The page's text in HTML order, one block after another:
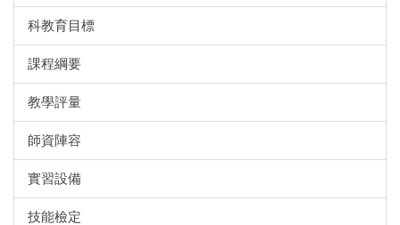
科教育目標
課程綱要
教學評量
師資陣容
實習設備
技能檢定